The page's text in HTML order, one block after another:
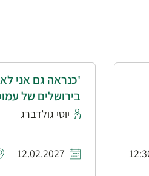
'כנראה גם אני
בירושלים של
יוסי גולדברג
12.02.2027